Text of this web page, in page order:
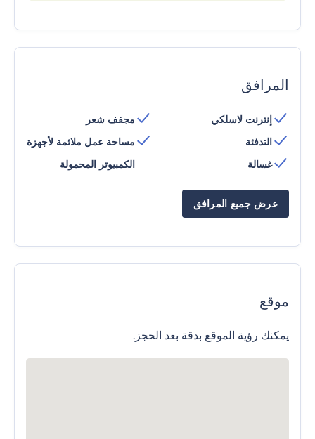
المرافق
إنترنت لاسلكي
التدفئة
غسالة
مجفف شعر
مساحة عمل ملائمة لأجهزة
الكمبيوتر المحمولة
عرض جميع المرافق
موقع
يمكنك رؤية الموقع بدقة بعد الحجز.